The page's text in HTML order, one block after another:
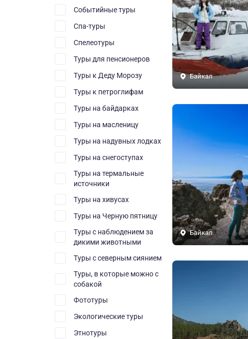
Событийные туры
Спа-туры
Спелеотуры
Туры для пенсионеров
Туры к Деду Морозу
Туры к петроглифам
Туры на байдарках
Туры на масленицу
Туры на надувных лодках
Туры на снегоступах
Туры на термальные
источники
Туры на хивусах
Туры на Черную пятницу
Туры с наблюдением за
дикими животными
Туры с северным сиянием
Туры, в которые можно с
собакой
Фототуры
Экологические туры
Этнотуры
Байкал
Байкал